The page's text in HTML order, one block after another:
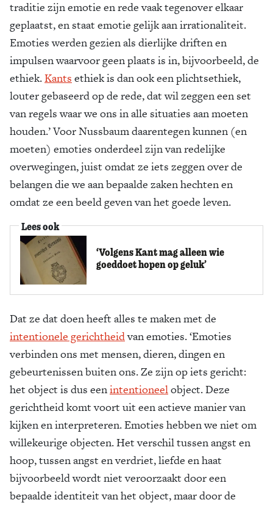
traditie zijn emotie en rede vaak tegenover elkaar
geplaatst, en staat emotie gelijk aan irrationaliteit.
Emoties werden gezien als dierlijke driften en
impulsen waarvoor geen plaats is in, bijvoorbeeld, de
ethiek.Kants ethiek is dan ook een plichtsethiek,
louter gebaseerd op de rede, dat wil zeggen een set
van regels waar we ons in alle situaties aan moeten
houden.’ Voor Nussbaum daarentegen kunnen (en
moeten) emoties onderdeel zijn van redelijke
overwegingen, juist omdat ze iets zeggen over de
belangen die we aan bepaalde zaken hechten en
omdat ze een beeld geven van het goede leven.
Lees ook
‘Volgens Kant mag alleen wie
goeddoet hopen op geluk’
Dat ze dat doen heeft alles te maken met de
intentionele gerichtheidvan emoties. ‘Emoties
verbinden ons met mensen, dieren, dingen en
gebeurtenissen buiten ons. Ze zijn op iets gericht:
het object is dus eenintentioneelobject. Deze
gerichtheid komt voort uit een actieve manier van
kijken en interpreteren. Emoties hebben we niet om
willekeurige objecten. Het verschil tussen angst en
hoop, tussen angst en verdriet, liefde en haat
bijvoorbeeld wordt niet veroorzaakt door een
bepaalde identiteit van het object, maar door de